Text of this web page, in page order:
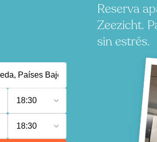
Reserva
Zeezicht.
sin estrés.
18:30
18:30